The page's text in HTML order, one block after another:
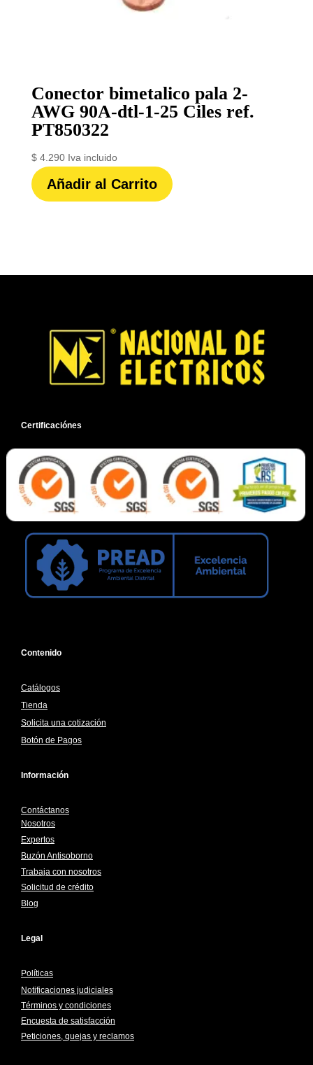
Conector bimetalico pala 2-
AWG 90A-dtl-1-25 Ciles ref.
PT850322
$4.290 Iva incluido
Añadir al Carrito
Certificaciónes
Contenido
Catálogos
Tienda
Solicita una cotización
Botón de Pagos
Información
Contáctanos
Nosotros
Expertos
Buzón Antisoborno
Trabaja con nosotros
Solicitud de crédito
Blog
Legal
Políticas
Notificaciones judiciales
Términos y condiciones
Encuesta de satisfacción
Peticiones, quejas y reclamos